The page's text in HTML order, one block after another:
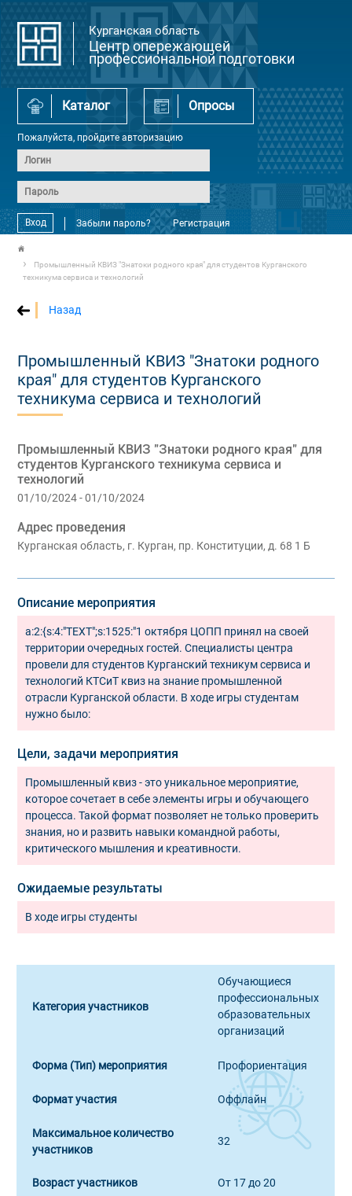
Курганская область
Центр опережающей
профессиональной подготовки
Каталог Опросы
Пожалуйста, пройдите авторизацию
Вход Забыли пароль? Регистрация
Промышленный КВИЗ "Знатоки родного края" для студентов Курганского
техникума сервиса и технологий
Назад
Промышленный КВИЗ "Знатоки родного
края" для студентов Курганского
техникума сервиса и технологий
Промышленный КВИЗ "Знатоки родного края" для
студентов Курганского техникума сервиса и
технологий
01/10/2024 - 01/10/2024
Адрес проведения
Курганская область, г. Курган, пр. Конституции, д. 68 1 Б
Описание мероприятия
a:2:{s:4:"TEXT";s:1525:"1 октября ЦОПП принял на своей
территории очередных гостей. Специалисты центра
провели для студентов Курганский техникум сервиса и
технологий КТСиТ квиз на знание промышленной
отрасли Курганской области. В ходе игры студентам
нужно было:
Цели, задачи мероприятия
Промышленный квиз - это уникальное мероприятие,
которое сочетает в себе элементы игры и обучающего
процесса. Такой формат позволяет не только проверить
знания, но и развить навыки командной работы,
критического мышления и креативности.
Ожидаемые результаты
В ходе игры студенты
Категория участников
Обучающиеся
профессиональных
образовательных
организаций
Форма (Тип) мероприятия Профориентация
Формат участия Оффлайн
Максимальное количество
участников
32
Возраст участников От 17 до 20